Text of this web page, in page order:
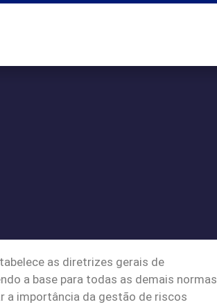
as diretrizes gerais de
a base para todas as demais normas
a importância da gestão de riscos